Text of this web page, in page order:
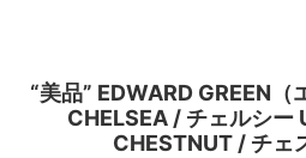
“美品” EDWARD GREEN（
CHELSEA / チェルシー
CHESTNUT / チェ